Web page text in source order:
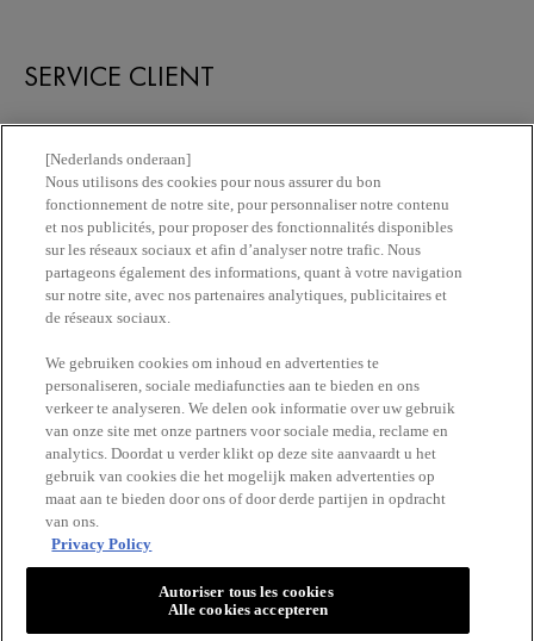
SERVICE CLIENT
Newsletter
Trouvez une pharmacie​
RESTEZ EN CONTACT
VICHY
[Nederlands onderaan]
Nous utilisons des cookies pour nous assurer du bon
fonctionnement de notre site, pour personnaliser notre contenu
et nos publicités, pour proposer des fonctionnalités disponibles
sur les réseaux sociaux et afin d’analyser notre trafic. Nous
partageons également des informations, quant à votre navigation
sur notre site, avec nos partenaires analytiques, publicitaires et
de réseaux sociaux.
We gebruiken cookies om inhoud en advertenties te
personaliseren, sociale mediafuncties aan te bieden en ons
verkeer te analyseren. We delen ook informatie over uw gebruik
van onze site met onze partners voor sociale media, reclame en
analytics. Doordat u verder klikt op deze site aanvaardt u het
gebruik van cookies die het mogelijk maken advertenties op
maat aan te bieden door ons of door derde partijen in opdracht
van ons.
Privacy Policy
Autoriser tous les cookies
Alle cookies accepteren